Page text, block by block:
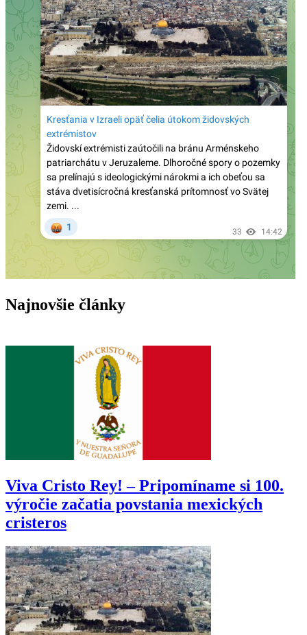
Terorista útočiaci v Berlíne bol v Libanone zatknutý
za vstup do ISIS – v Nemecku ho pustili na slobodu
Arcibiskup tvrdí, že moslimovia majú „Bohom dané
právo“ stavať mešitu a katolíci im majú pomáhať
Lev XIV. vymenoval konzervatívneho arcibiskupa
Cordileoneho do Apoštolskej signatúry, najvyššieho
súdu katolíckej Cirkvi
Kardinál Zen o LGBT a súčasnom svete:
„Milosrdný Boh zoslal oheň aj na zničenie Sodomy“
Prestížny katolícky denník Aavenire ohlasuje s 10.
výročím Amoris laetitia a stretnutím biskupov
zvolaným Levom XIV., príklon k alternatívnym
„rodinám“
Ako progresivizmus „podporuje“ vedu: Woke
rádioteleskopu, ktorému preto hrozí zatvorenie
Najnovšie články
Viva Cristo Rey! – Pripomíname si 100.
výročie začatia povstania mexických
cristeros